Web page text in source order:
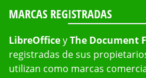
MARCAS REGISTRADAS
LibreOfficeyThe Document
registradas de sus
utilizan como marcas